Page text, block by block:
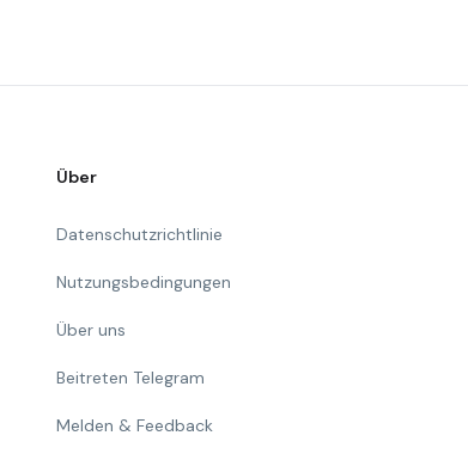
Über
Datenschutzrichtlinie
Nutzungsbedingungen
Über uns
Beitreten Telegram
Melden & Feedback